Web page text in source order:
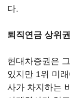
다.
퇴직연금 상위
현대차증권은
있지만 1위 미
사가 차지하는